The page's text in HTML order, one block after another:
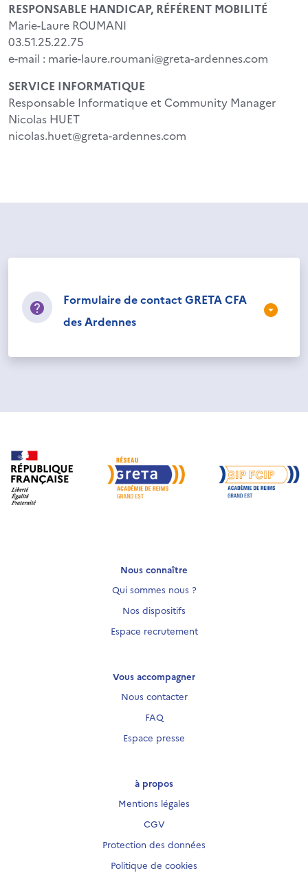
RESPONSABLE HANDICAP, RÉFÉRENT MOBILITÉ
Marie-Laure ROUMANI
03.51.25.22.75
e-mail : marie-laure.roumani@greta-ardennes.com
SERVICE INFORMATIQUE
Responsable Informatique et Community Manager
Nicolas HUET
nicolas.huet@greta-ardennes.com
Formulaire de contact GRETA CFA
des Ardennes
Nous connaître
Qui sommes nous ?
Nos dispositifs
Espace recrutement
Vous accompagner
Nous contacter
FAQ
Espace presse
à propos
Mentions légales
CGV
Protection des données
Politique de cookies